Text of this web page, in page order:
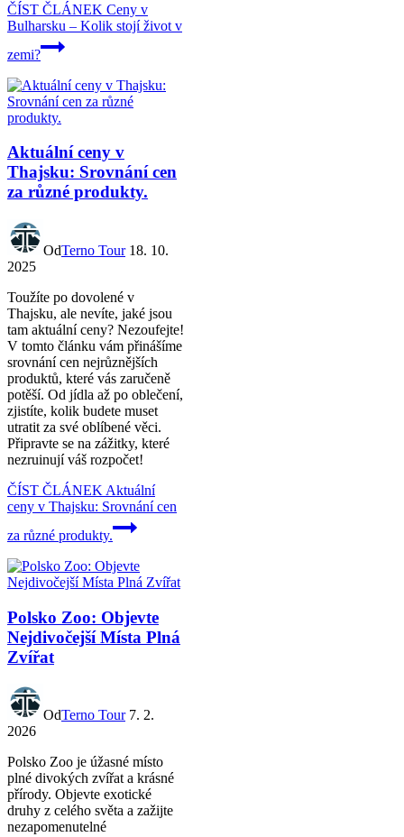
ČÍST ČLÁNEK Ceny v
Bulharsku – Kolik stojí život v
zemi?
Aktuální ceny v
Thajsku: Srovnání cen
za různé produkty.
OdTerno Tour 18. 10.
2025
Toužíte po dovolené v
Thajsku, ale nevíte, jaké jsou
tam aktuální ceny? Nezoufejte!
V tomto článku vám přinášíme
srovnání cen nejrůznějších
produktů, které vás zaručeně
potěší. Od jídla až po oblečení,
zjistíte, kolik budete muset
utratit za své oblíbené věci.
Připravte se na zážitky, které
nezruinují váš rozpočet!
ČÍST ČLÁNEK Aktuální
ceny v Thajsku: Srovnání cen
za různé produkty.
Polsko Zoo: Objevte
Nejdivočejší Místa Plná
Zvířat
OdTerno Tour 7. 2.
2026
Polsko Zoo je úžasné místo
plné divokých zvířat a krásné
přírody. Objevte exotické
druhy z celého světa a zažijte
nezapomenutelné